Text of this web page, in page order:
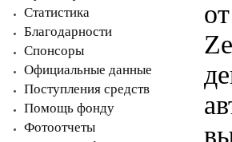
Статистика
Благодарности
Спонсоры
Официальные данные
Поступления средств
Помощь фонду
Фотоотчеты